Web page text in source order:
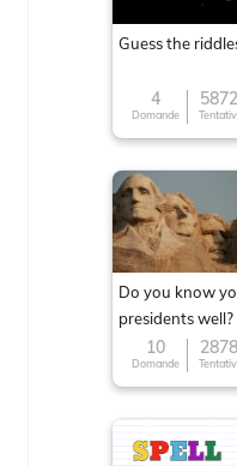
Guess the
4
Domande
5872
Do you know
presidents well?
10
Domande
2878